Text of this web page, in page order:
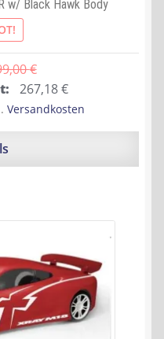
w/ Black Hawk Body
€
267,18€Aktueller
Preis
ist:
Versandkosten